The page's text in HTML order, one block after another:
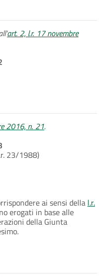
art. 2, l.r. 17 novembre
2016, n. 21.
23/1988)
ai sensi della l.r.
erogati in base alle
della Giunta